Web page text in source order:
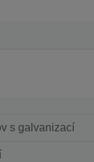
s galvanizací